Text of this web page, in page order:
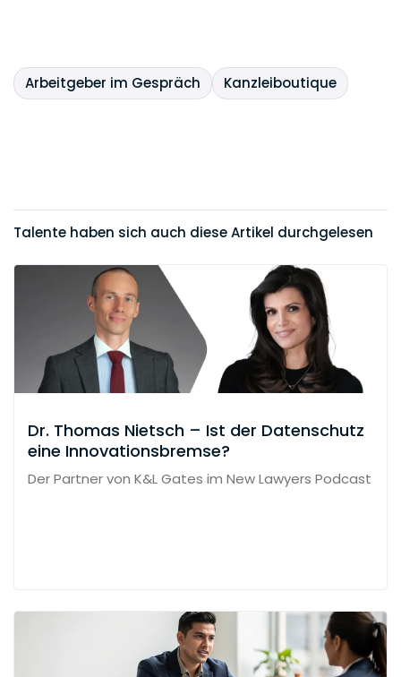
Arbeitgeber im Gespräch Kanzleiboutique
Talente haben sich auch diese Artikel durchgelesen
Dr. Thomas Nietsch – Ist der Datenschutz
eine Innovationsbremse?
Der Partner von K&L Gates im New Lawyers Podcast